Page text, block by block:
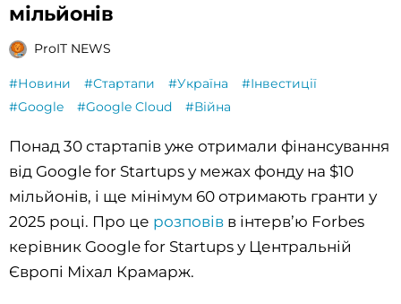
мільйонів
ProIT NEWS
#Новини #Стартапи #Україна
#Інвестиції
#Google
#Google Cloud #Війна
Понад 30 стартапів уже отримали фінансування
від Google for Startups у межах фонду на $10
мільйонів, і ще мінімум 60 отримають гранти у
2025 році. Про це розповів в інтерв’ю Forbes
керівник Google for Startups у Центральній
Європі Міхал Крамарж.